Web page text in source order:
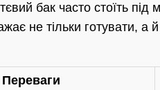
бак часто стоїть
не тільки готувати, а
Переваги